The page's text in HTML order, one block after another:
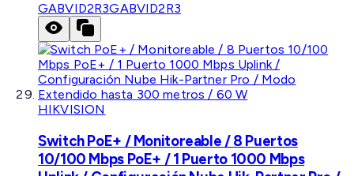
GABVID2R3GABVID2R3
HIKVISION
Switch PoE+ / Monitoreable / 8 Puertos
10/100 Mbps PoE+ / 1 Puerto 1000 Mbps